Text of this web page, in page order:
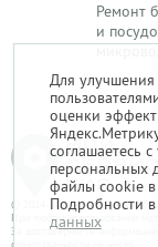
Ремонт
и
© 2014-2026. «Мой Сервис-
При любом использовании
За достоверность
Для улучшения
оценки
соглашаетесь
персональных
файлы cookie в
Подробности в
данных